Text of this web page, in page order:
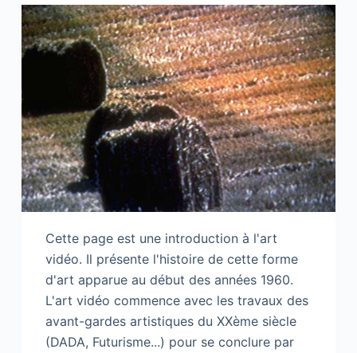
Cette page est une introduction à l'art
vidéo. Il présente l'histoire de cette forme
d'art apparue au début des années 1960.
L'art vidéo commence avec les travaux des
avant-gardes artistiques du XXème siècle
(DADA, Futurisme...) pour se conclure par